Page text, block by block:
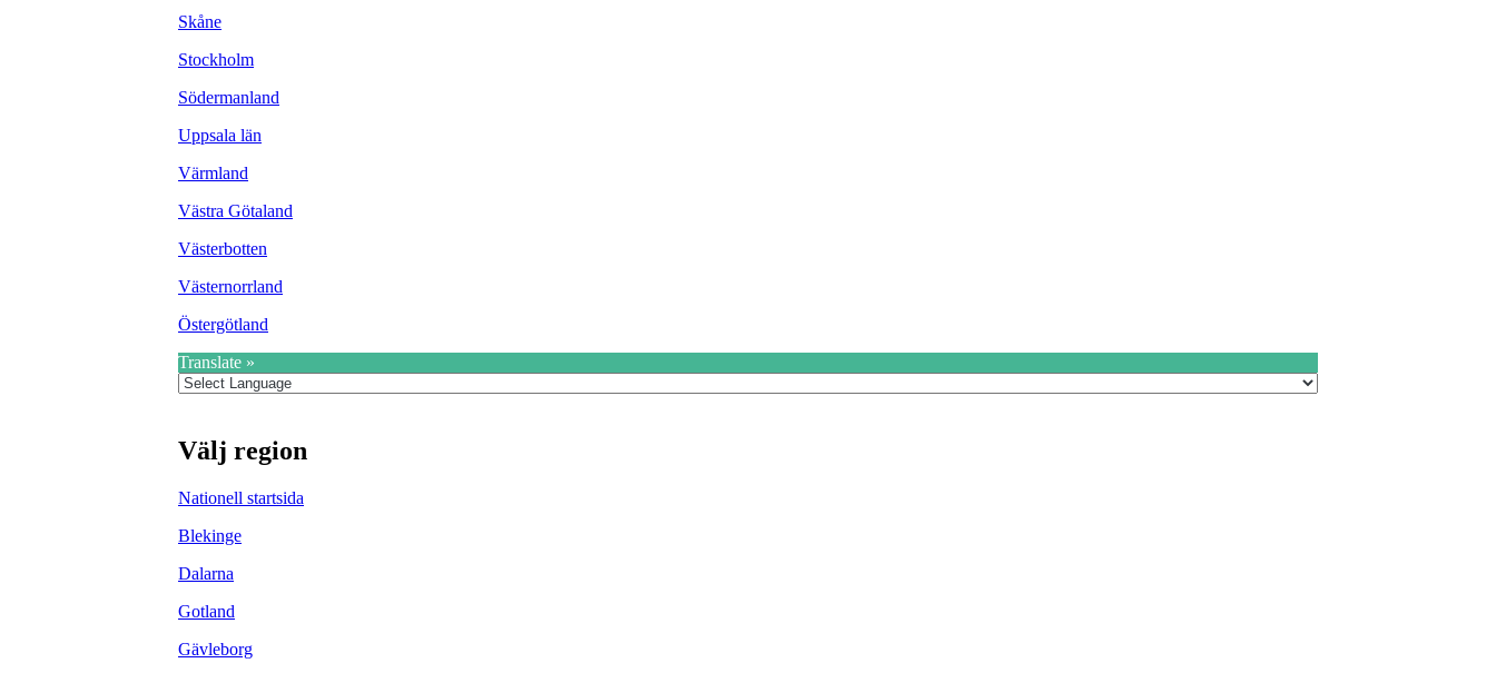
Skåne
Stockholm
Södermanland
Uppsala län
Värmland
Västra Götaland
Västerbotten
Västernorrland
Östergötland
Translate »
Välj region
Nationell startsida
Blekinge
Dalarna
Gotland
Gävleborg